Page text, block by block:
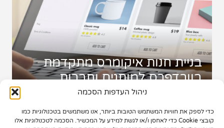
ניהול העדפות הסכמה
כדי לספק את חוויות המשתמש הטובות ביותר, אנו משתמשים בטכנולוגיות כמו
קובצי Cookie כדי לאחסן ו/או לגשת למידע על המכשיר. הסכמה לטכנולוגיות אלו
קייס סטאדי
תיק עבודות
צור קשר
073-7028000
בניית חנות איקומרס מתקדמת
בוורדפרס למותגים וחברות